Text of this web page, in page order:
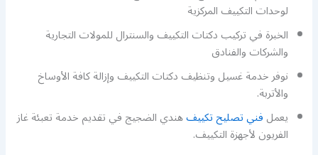
لوحدات التكييف المركزية
الخبرة في تركيب دكتات التكييف والسنترال للمولات التجارية
والشركات والفنادق
نوفر خدمة غسيل وتنظيف دكتات التكييف وإزالة كافة الأوساخ
والأتربة.
يعملفني تصليح تكييفهندي الضجيج في تقديم خدمة تعبئة غاز
الفريون لأجهزة التكييف.